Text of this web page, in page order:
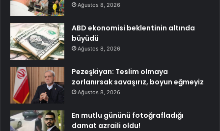
Ağustos 8, 2026
ABD ekonomisi beklentinin altında
büyüdü
Ağustos 8, 2026
Pezeşkiyan: Teslim olmaya
zorlanırsak savaşırız, boyun eğmeyiz
Ağustos 8, 2026
En mutlu gününü fotoğrafladığı
damat azraili oldu!